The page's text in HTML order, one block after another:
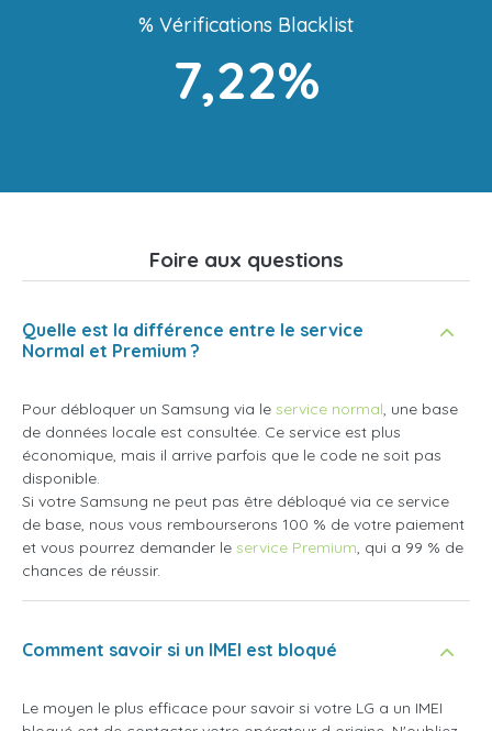
% Vérifications Blacklist
7,22%
Foire aux questions
Quelle est la différence entre le service
Normal et Premium ?
Pour débloquer un Samsung via le service normal, une base
de données locale est consultée. Ce service est plus
économique, mais il arrive parfois que le code ne soit pas
disponible.
Si votre Samsung ne peut pas être débloqué via ce service
de base, nous vous rembourserons 100 % de votre paiement
et vous pourrez demander le service Premium, qui a 99 % de
chances de réussir.
Comment savoir si un IMEI est bloqué
Le moyen le plus efficace pour savoir si votre LG a un IMEI